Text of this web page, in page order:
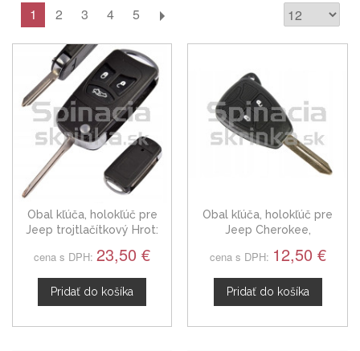
1 2 3 4 5
Obal kľúča, holokľúč pre
Jeep trojtlačítkový Hrot:
cena s DPH: 23,50 €
Pridať do košíka
Obal kľúča, holokľúč pre
Jeep Cherokee,
cena s DPH: 12,50 €
Pridať do košíka